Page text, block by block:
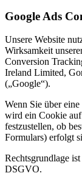
Google Ads
Unsere Website
Wirksamkeit
Conversion
Ireland Limited,
(„Google“).
Wenn Sie über
wird ein Cookie auf
festzustellen, ob
Formulars) erfolgt
Rechtsgrundlage
DSGVO.